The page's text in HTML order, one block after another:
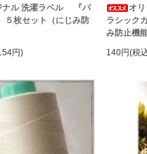
ナル 洗濯ラベル 『パ
枚セット（にじみ防
円)
オ
ラシック
み防止機
140円(税